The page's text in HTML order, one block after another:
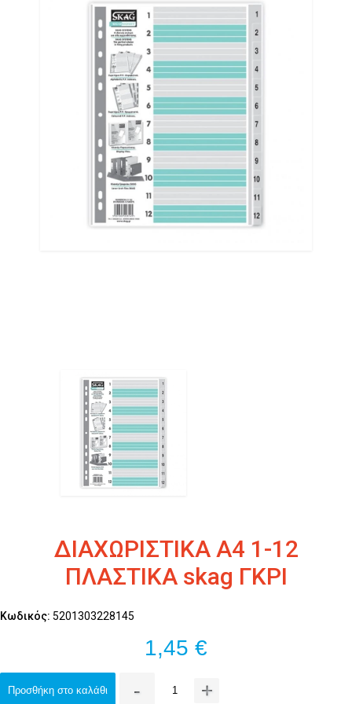
ΔΙΑΧΩΡΙΣΤΙΚΑ Α4 1-12
ΠΛΑΣΤΙΚΑ skag ΓΚΡΙ
Κωδικός: 5201303228145
1,45 €
Προσθήκη στο καλάθι - +